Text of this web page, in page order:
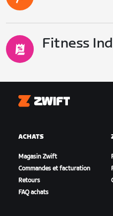
Fitness
Zwift
ACHATS
Magasin Zwift
Commandes et facturation
Retours
FAQ achats